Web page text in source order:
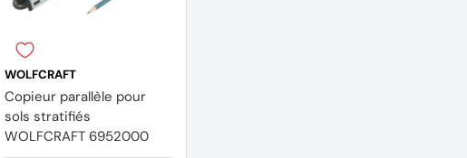
WOLFCRAFT
Copieur parallèle pour
sols stratifiés
WOLFCRAFT 6952000